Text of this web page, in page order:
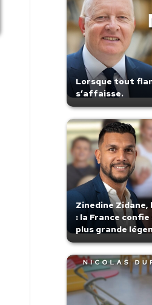
Lorsque tout
s’affaisse.
Zinedine
: la France
plus grande